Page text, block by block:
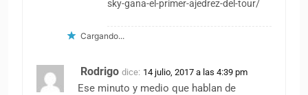
sky-gana-el-primer-ajedrez-del-tour/
Cargando...
Rodrigo dice: 14 julio, 2017 a las 4:39 pm
Ese minuto y medio que hablan de